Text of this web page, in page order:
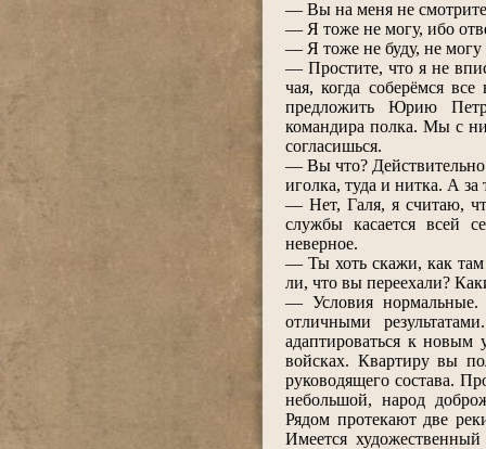
― Вы на меня не
― Я тоже не могу, ибо
― Я тоже не буду, не могу
― Простите, что я не
чая, когда соберёмся
предложить Юрию
командира полка. Мы с
согласишься.
― Вы что? Действительно
иголка, туда и нитка. А
― Нет, Галя, я считаю,
службы касается всей
неверное.
― Ты хоть скажи, как
ли, что вы переехали?
― Условия нормальные.
отличными
адаптироваться к новым
войсках. Квартиру вы
руководящего состава.
небольшой, народ
Рядом протекают две
Имеется